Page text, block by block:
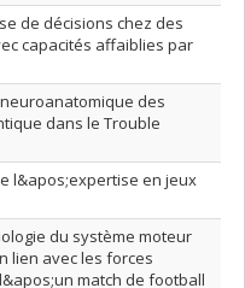
de décisions chez des
capacités affaiblies par
des
dans le Trouble
l&apos;expertise en jeux
du système moteur
lien avec les forces
match de football